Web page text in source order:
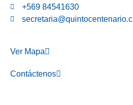
+569 84541630
secretaria@quintocentenario.cl
Ver Mapa
Contáctenos